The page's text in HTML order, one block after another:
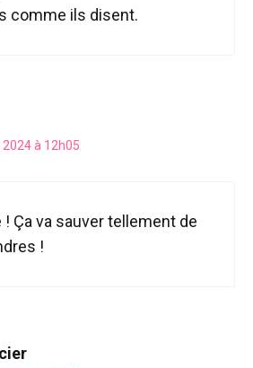
comme ils disent.
2024 à 12h05
Ça va sauver tellement de
!